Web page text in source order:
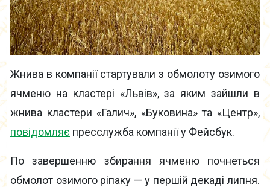
Жнива в компанії стартували з обмолоту озимого
ячменю на кластері «Львів», за яким зайшли в
жнива кластери «Галич», «Буковина» та «Центр»,
повідомляє пресслужба компанії у Фейсбук.
По завершенню збирання ячменю почнеться
обмолот озимого ріпаку — у першій декаді липня.